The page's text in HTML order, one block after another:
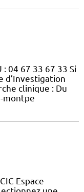
: 04 67 33 67 33 Si
d’Investigation
clinique : Du
montpe
Espace